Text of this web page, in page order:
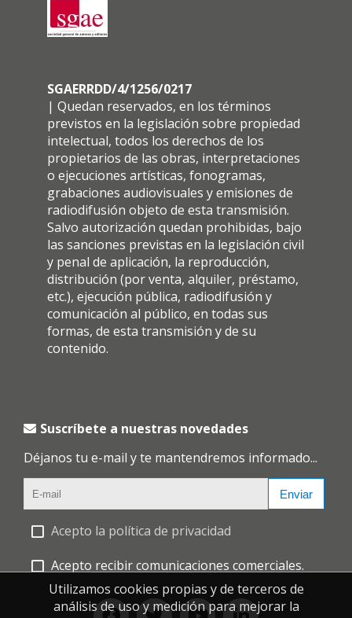
SGAERRDD/4/1256/0217
| Quedan reservados, en los términos
previstos en la legislación sobre propiedad
intelectual, todos los derechos de los
propietarios de las obras, interpretaciones
o ejecuciones artísticas, fonogramas,
grabaciones audiovisuales y emisiones de
radiodifusión objeto de esta transmisión.
Salvo autorización quedan prohibidas, bajo
las sanciones previstas en la legislación civil
y penal de aplicación, la reproducción,
distribución (por venta, alquiler, préstamo,
etc.), ejecución pública, radiodifusión y
comunicación al público, en todas sus
formas, de esta transmisión y de su
contenido.
Suscríbete a nuestras novedades
Déjanos tu e-mail y te mantendremos informado...
Enviar
Acepto la política de privacidad
Acepto recibir comunicaciones comerciales.
Utilizamos cookies propias y de terceros de
análisis de uso y medición para mejorar la